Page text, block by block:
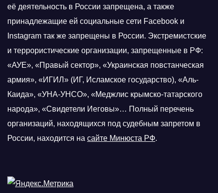
её деятельность в России запрещена, а также
принадлежащие ей социальные сети Facebook и
Instagram так же запрещены в России. Экстремистские
и террористические организации, запрещенные в РФ:
«АУЕ», «Правый сектор», «Украинская повстанческая
армия», «ИГИЛ» (ИГ, Исламское государство), «Аль-
Каида», «УНА-УНСО», «Меджлис крымско-татарского
народа», «Свидетели Иеговы»… Полный перечень
организаций, находящихся под судебным запретом в
России, находится на сайте Минюста РФ.